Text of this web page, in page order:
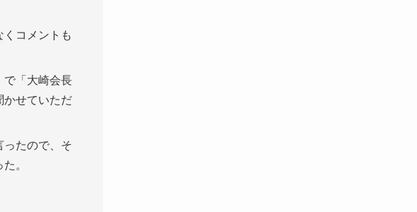
コメントも
で「大崎会長
かせていただ
ったので、そ
。